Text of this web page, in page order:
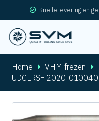
Snelle levering en
Home VHM frezen
UDCLRSF 2020-010040